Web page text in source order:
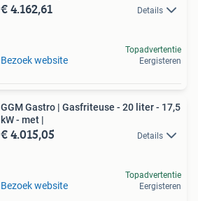
€ 4.162,61 Details
Bezoek website
Topadvertentie
Eergisteren
GGM Gastro | Gasfriteuse - 20 liter - 17,5
kW - met |
€ 4.015,05 Details
Bezoek website
Topadvertentie
Eergisteren